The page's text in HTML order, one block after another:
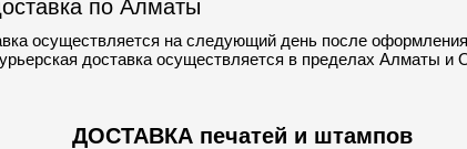
по Алматы
осуществляется на следующий день после
доставка осуществляется в пределах Алматы и
ДОСТАВКА печатей и штампов